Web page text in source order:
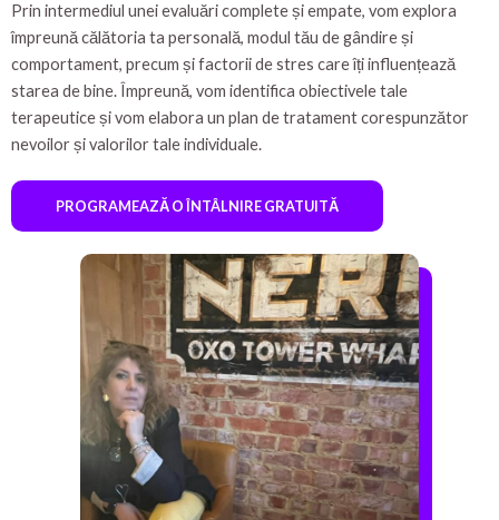
Prin intermediul unei evaluări complete și empate, vom explora
împreună călătoria ta personală, modul tău de gândire și
comportament, precum și factorii de stres care îți influențează
starea de bine. Împreună, vom identifica obiectivele tale
terapeutice și vom elabora un plan de tratament corespunzător
nevoilor și valorilor tale individuale.
PROGRAMEAZĂ O ÎNTÂLNIRE GRATUITĂ